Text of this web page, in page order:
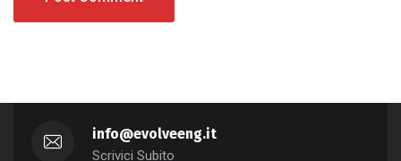
info@evolveeng.it
Scrivici Subito